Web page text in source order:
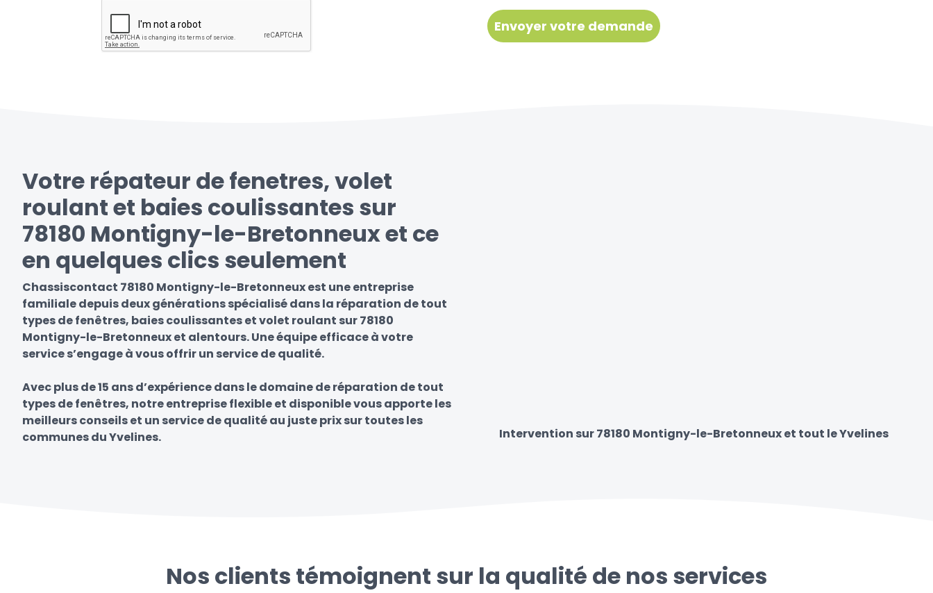
Votre répateur de fenetres, volet
roulant et baies coulissantes sur
78180 Montigny-le-Bretonneux et ce
en quelques clics seulement
Chassiscontact 78180 Montigny-le-Bretonneux est une entreprise
familiale depuis deux générations spécialisé dans la réparation de tout
types de fenêtres, baies coulissantes et volet roulant sur 78180
Montigny-le-Bretonneux et alentours. Une équipe efficace à votre
service s’engage à vous offrir un service de qualité.
Avec plus de 15 ans d’expérience dans le domaine de réparation de tout
types de fenêtres, notre entreprise flexible et disponible vous apporte les
meilleurs conseils et un service de qualité au juste prix sur toutes les
communes du Yvelines.
Intervention sur 78180 Montigny-le-Bretonneux et tout le Yvelines
Nos clients témoignent sur la qualité de nos services